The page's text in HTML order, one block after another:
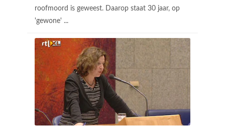
roofmoord is geweest. Daarop staat 30 jaar, op
'gewone' ...